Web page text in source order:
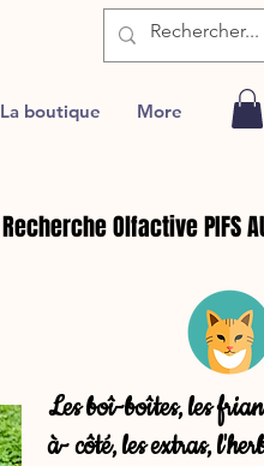
La boutique More
Recherche Olfactive PIFS
Les boî-boîtes, les
à- côté, les extras,